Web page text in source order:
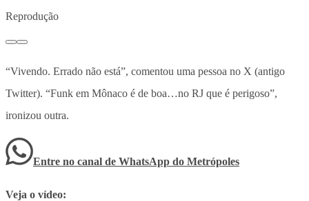
Reprodução
“Vivendo. Errado não está”, comentou uma pessoa no X (antigo
Twitter). “Funk em Mônaco é de boa…no RJ que é perigoso”,
ironizou outra.
Entre no canal de WhatsApp do Metrópoles
Veja o vídeo: